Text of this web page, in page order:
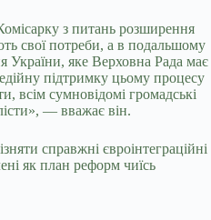
з питань розширення
свої потреби, а в подальшому
України, яке Верховна Рада має
підтримку цьому процесу
всім сумновідомі громадські
— вважає він.
справжні євроінтеграційні
як план реформ чиїсь